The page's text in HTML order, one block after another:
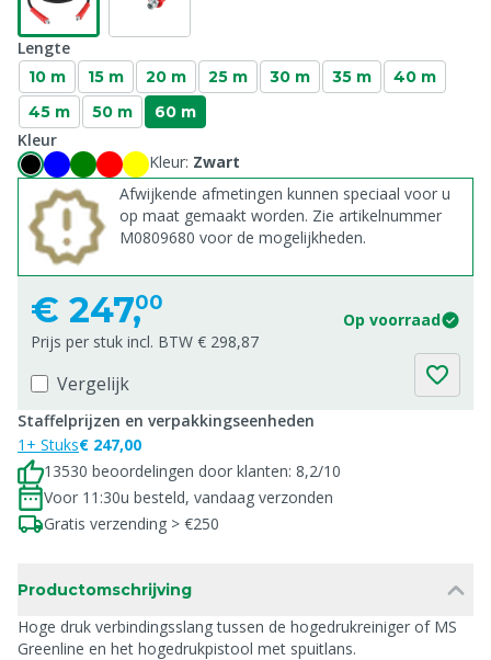
Lengte
10 m 15 m 20 m 25 m 30 m 35 m
40 m
45 m
50 m 60 m
Kleur
Kleur: Zwart
Afwijkende afmetingen kunnen speciaal voor u
op maat gemaakt worden. Zie artikelnummer
M0809680 voor de mogelijkheden.
€ 247,00
Op voorraad
Prijs per stuk incl. BTW € 298,87
Vergelijk
Staffelprijzen en verpakkingseenheden
1+ Stuks€ 247,00
13530 beoordelingen door klanten: 8,2/10
Voor 11:30u besteld, vandaag verzonden
Gratis verzending > €250
Productomschrijving
Hoge druk verbindingsslang tussen de hogedrukreiniger of MS
Greenline en het hogedrukpistool met spuitlans.